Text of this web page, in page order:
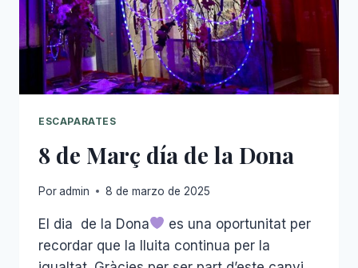
ESCAPARATES
8 de Març día de la Dona
Poradmin 8 de marzo de 2025
El dia de la Dona
es una oportunitat per
recordar que la lluita continua per la